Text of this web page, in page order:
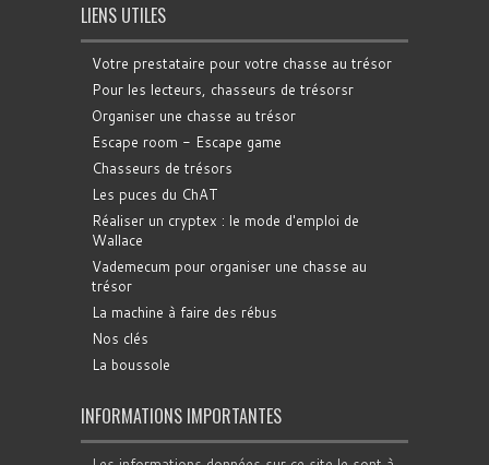
LIENS UTILES
Votre prestataire pour votre chasse au trésor
Pour les lecteurs, chasseurs de trésorsr
Organiser une chasse au trésor
Escape room - Escape game
Chasseurs de trésors
Les puces du ChAT
Réaliser un cryptex : le mode d'emploi de
Wallace
Vademecum pour organiser une chasse au
trésor
La machine à faire des rébus
Nos clés
La boussole
INFORMATIONS IMPORTANTES